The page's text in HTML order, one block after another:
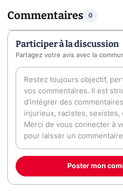
Commentaires 0
Participer à la discussion
Partagez votre avis avec la
Poster mon